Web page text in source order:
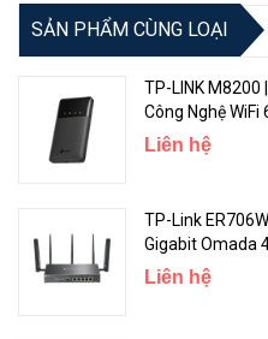
SẢN PHẨM CÙNG LOẠI
TP-LINK M8200
Công Nghệ WiFi
Liên hệ
TP-Link
Gigabit Omada
Liên hệ